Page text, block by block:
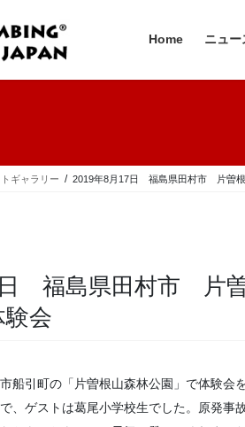
Home ニュー
ギャラリー 2019年8月17日 福島県田村市 片曽
日 福島県田村市 片
会
船引町の「片曽根山森林公園」で体験会
、ゲストは葛尾小学校生でした。原発事